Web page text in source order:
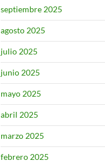
septiembre 2025
agosto 2025
julio 2025
junio 2025
mayo 2025
abril 2025
marzo 2025
febrero 2025